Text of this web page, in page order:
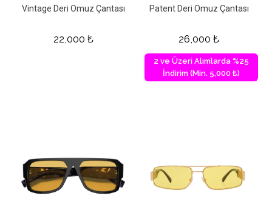
Vintage Deri Omuz Çantası
22,000 ₺
Patent Deri Omuz Çantası
26,000 ₺
2 ve Üzeri Alımlarda %25
İndirim (Min. 5,000 ₺)